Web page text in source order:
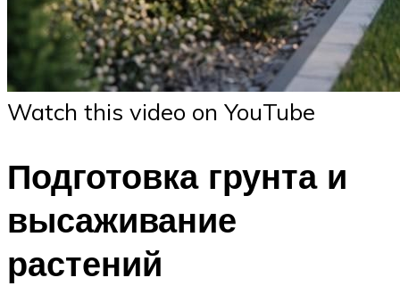
Watch this video on YouTube
Подготовка грунта и
высаживание
растений